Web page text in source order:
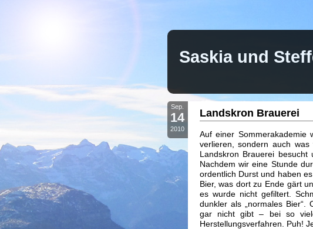
Saskia und
Sep.
14
2010
Landskron Brauerei
Auf einer
verlieren, sondern auch
Landskron Brauerei besucht
Nachdem wir eine Stunde
ordentlich Durst und haben
Bier, was dort zu Ende gärt
es wurde nicht gefiltert.
dunkler als „normales
gar nicht gibt – bei so
Herstellungsverfahren. Puh!